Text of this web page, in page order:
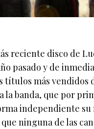
reciente disco de
pasado y de
títulos más vendidos
la banda, que por
independiente su
ninguna de las